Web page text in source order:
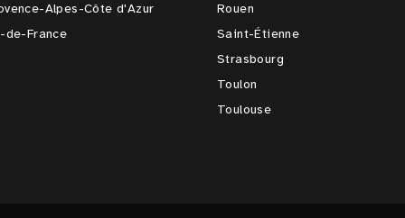
Alpes-Côte d'Azur
de-France
Rouen
Saint-Étienne
Strasbourg
Toulon
Toulouse